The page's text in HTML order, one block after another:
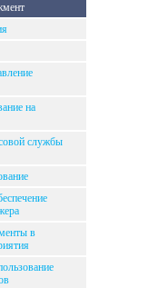
на
службы
в